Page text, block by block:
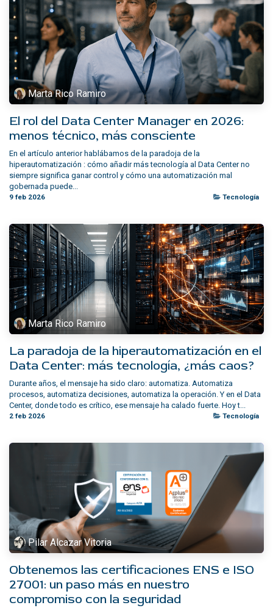
Marta Rico Ramiro
El rol del Data Center Manager en 2026:
menos técnico, más consciente
En el artículo anterior hablábamos de la paradoja de la
hiperautomatización : cómo añadir más tecnología al Data Center no
siempre significa ganar control y cómo una automatización mal
gobernada puede...
9 feb 2026 Tecnología
Marta Rico Ramiro
La paradoja de la hiperautomatización en el
Data Center: más tecnología, ¿más caos?
Durante años, el mensaje ha sido claro: automatiza. Automatiza
procesos, automatiza decisiones, automatiza la operación. Y en el Data
Center, donde todo es crítico, ese mensaje ha calado fuerte. Hoy t...
2 feb 2026 Tecnología
Pilar Alcazar Vitoria
Obtenemos las certificaciones ENS e ISO
27001: un paso más en nuestro
compromiso con la seguridad